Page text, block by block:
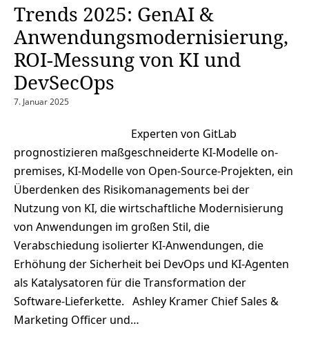
Trends 2025: GenAI &
Anwendungsmodernisierung,
ROI-Messung von KI und
DevSecOps
7. Januar 2025
Experten von GitLab
prognostizieren maßgeschneiderte KI-Modelle on-
premises, KI-Modelle von Open-Source-Projekten, ein
Überdenken des Risikomanagements bei der
Nutzung von KI, die wirtschaftliche Modernisierung
von Anwendungen im großen Stil, die
Verabschiedung isolierter KI-Anwendungen, die
Erhöhung der Sicherheit bei DevOps und KI-Agenten
als Katalysatoren für die Transformation der
Software-Lieferkette. Ashley Kramer Chief Sales &
Marketing Officer und…